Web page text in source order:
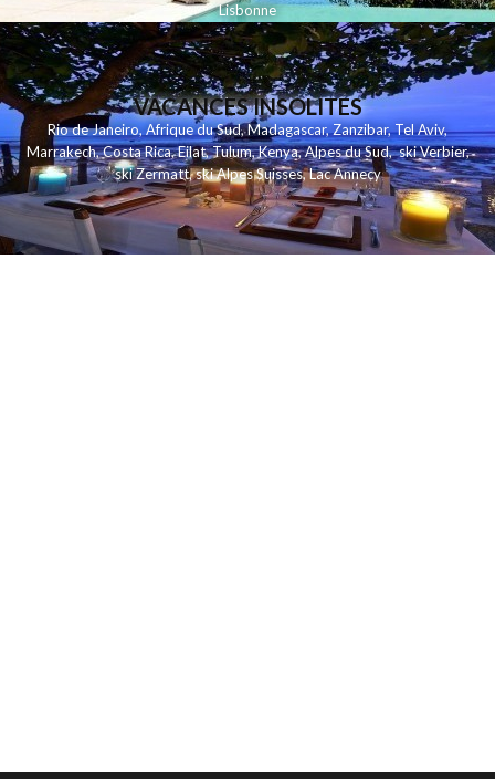
Lisbonne
VACANCES INSOLITES
Rio de Janeiro,Afrique du Sud,Madagascar,Zanzibar,Tel Aviv,
Marrakech,Costa Rica,Eilat,Tulum,Kenya,Alpes du Sud,ski Verbier,
ski Zermatt,ski Alpes Suisses,Lac Annecy